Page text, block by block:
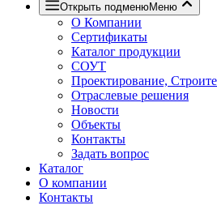
Открыть подменюМеню
О Компании
Сертификаты
Каталог продукции
СОУТ
Проектирование,
Отраслевые решения
Новости
Объекты
Контакты
Задать вопрос
Каталог
О компании
Контакты